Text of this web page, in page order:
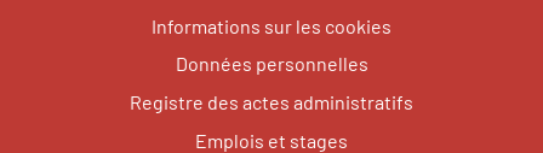
Informations sur les cookies
Données personnelles
Registre des actes administratifs
Emplois et stages